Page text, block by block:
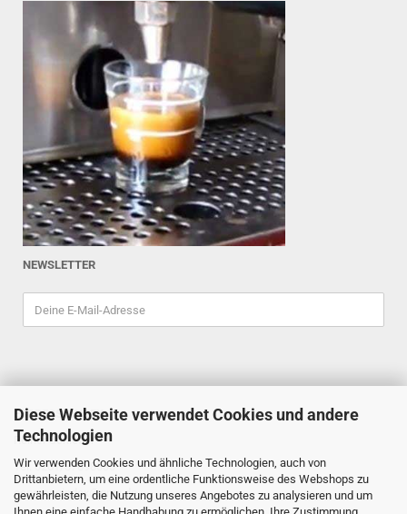
Diese Webseite verwendet Cookies und andere
Technologien
Wir verwenden Cookies und ähnliche Technologien, auch von
Drittanbietern, um eine ordentliche Funktionsweise des Webshops zu
gewährleisten, die Nutzung unseres Angebotes zu analysieren und um
Ihnen eine einfache Handhabung zu ermöglichen. Ihre Zustimmung
NEWSLETTER
ESPRESSOINDEX
Reiner Schiefler
Tel. 0201/87898333
espressoindex @gmx.de